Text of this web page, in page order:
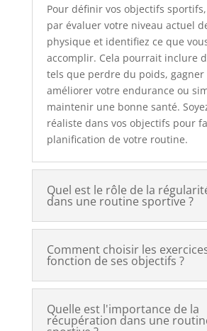
Pour définir vos objectifs
par évaluer votre niveau actuel
physique et identifiez ce que
accomplir. Cela pourrait inclure
tels que perdre du poids, gagner
améliorer votre endurance ou
maintenir une bonne santé.
réaliste dans vos objectifs pour
planification de votre routine.
Quel est le rôle de la
dans une routine sportive ?
Comment choisir les
fonction de ses objectifs ?
Quelle est l'importance de la
récupération dans une